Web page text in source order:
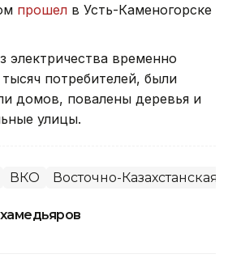
прошел в Усть-Каменогорске
электричества временно
потребителей, были
домов, повалены деревья и
улицы.
ВКО Восточно-Казахстанская